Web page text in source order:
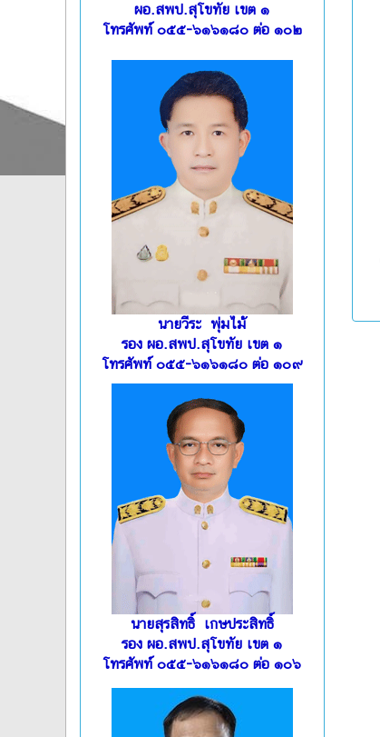
ผอ.สพป.สุโขทัย เขต ๑
โทรศัพท์ ๐๕๕-๖๑๖๑๘๐ ต่อ ๑๐๒
นายวีระ พุ่มไม้
รอง ผอ.สพป.สุโขทัย เขต ๑
โทรศัพท์ ๐๕๕-๖๑๖๑๘๐ ต่อ ๑๐๙
นายสุรสิทธิ์ เกษประสิทธิ์
รอง ผอ.สพป.สุโขทัย เขต ๑
โทรศัพท์ ๐๕๕-๖๑๖๑๘๐ ต่อ ๑๐๖